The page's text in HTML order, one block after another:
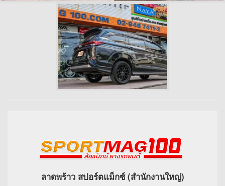
ลาดพร้าว สปอร์ตแม็กซ์ (สำนักงานใหญ่)